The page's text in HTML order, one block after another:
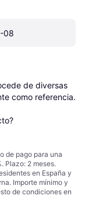
08
de diversas
como referencia.
de pago para una
Plazo: 2 meses.
en España y
Importe mínimo y
de condiciones en